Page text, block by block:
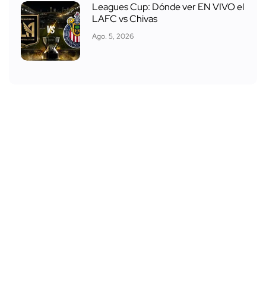
Leagues Cup: Dónde ver EN VIVO el
LAFC vs Chivas
Ago. 5, 2026